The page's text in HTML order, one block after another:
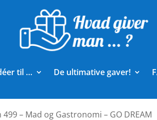
til … De ultimative gaver!
– Mad og Gastronomi – GO DREAM